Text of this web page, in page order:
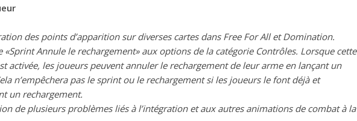
des points d’apparition sur diverses cartes dans Free For All et Domination.
«Sprint Annule le rechargement» aux options de la catégorie Contrôles. Lorsque cette
activée, les joueurs peuvent annuler le rechargement de leur arme en lançant un
n’empêchera pas le sprint ou le rechargement si les joueurs le font déjà et
un rechargement.
de plusieurs problèmes liés à l’intégration et aux autres animations de combat à la